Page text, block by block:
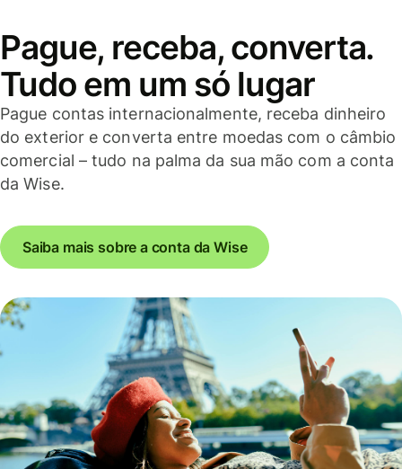
Pague, receba, converta.
Tudo em um só lugar
Pague contas internacionalmente, receba dinheiro
do exterior e converta entre moedas com o câmbio
comercial – tudo na palma da sua mão com a conta
da Wise.
Saiba mais sobre a conta da Wise